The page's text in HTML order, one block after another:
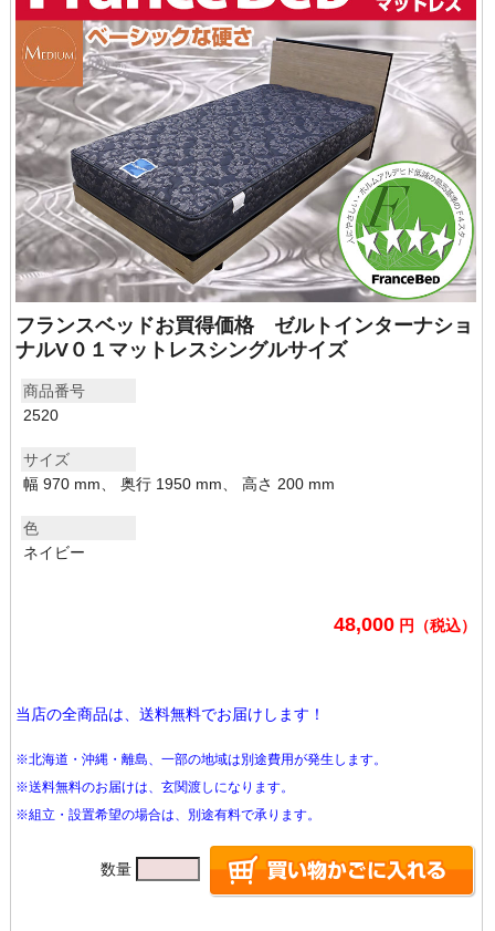
フランスベッドお買得価格 ゼルトインターナショ
ナルV０１マットレスシングルサイズ
商品番号
2520
サイズ
幅 970 mm、 奥行 1950 mm、 高さ 200 mm
色
ネイビー
48,000 円（税込）
当店の全商品は、送料無料でお届けします！
※北海道・沖縄・離島、一部の地域は別途費用が発生します。
※送料無料のお届けは、玄関渡しになります。
※組立・設置希望の場合は、別途有料で承ります。
数量